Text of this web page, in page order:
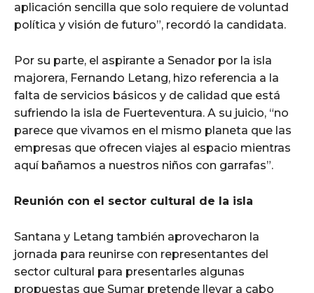
aplicación sencilla que solo requiere de voluntad
política y visión de futuro”, recordó la candidata.
Por su parte, el aspirante a Senador por la isla
majorera, Fernando Letang, hizo referencia a la
falta de servicios básicos y de calidad que está
sufriendo la isla de Fuerteventura. A su juicio, “no
parece que vivamos en el mismo planeta que las
empresas que ofrecen viajes al espacio mientras
aquí bañamos a nuestros niños con garrafas”.
Reunión con el sector cultural de la isla
Santana y Letang también aprovecharon la
jornada para reunirse con representantes del
sector cultural para presentarles algunas
propuestas que Sumar pretende llevar a cabo